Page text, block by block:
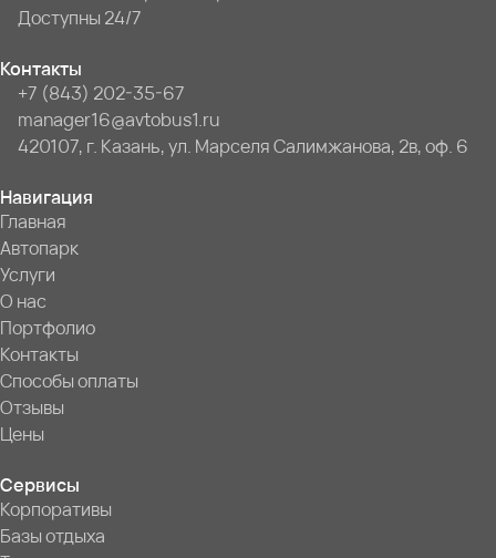
Доступны 24/7
Контакты
+7 (843) 202-35-67
manager16@avtobus1.ru
420107, г. Казань, ул. Марселя Салимжанова, 2в, оф. 6
Навигация
Главная
Автопарк
Услуги
О нас
Портфолио
Контакты
Способы оплаты
Отзывы
Цены
Сервисы
Корпоративы
Базы отдыха